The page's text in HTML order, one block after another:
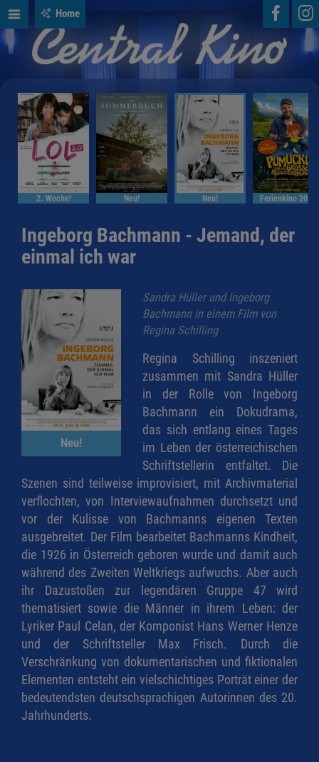
Home
2. Woche! Neu! Neu! Ferienkino 2026
Ingeborg Bachmann - Jemand, der
einmal ich war
Neu!
Sandra Hüller und Ingeborg
Bachmann in einem Film von
Regina Schilling
Regina Schilling inszeniert
zusammen mit Sandra Hüller
in der Rolle von Ingeborg
Bachmann ein Dokudrama,
das sich entlang eines Tages
im Leben der österreichischen
Schriftstellerin entfaltet. Die
Szenen sind teilweise improvisiert, mit Archivmaterial
verflochten, von Interviewaufnahmen durchsetzt und
vor der Kulisse von Bachmanns eigenen Texten
ausgebreitet. Der Film bearbeitet Bachmanns Kindheit,
die 1926 in Österreich geboren wurde und damit auch
während des Zweiten Weltkriegs aufwuchs. Aber auch
ihr Dazustoßen zur legendären Gruppe 47 wird
thematisiert sowie die Männer in ihrem Leben: der
Lyriker Paul Celan, der Komponist Hans Werner Henze
und der Schriftsteller Max Frisch. Durch die
Verschränkung von dokumentarischen und fiktionalen
Elementen entsteht ein vielschichtiges Porträt einer der
bedeutendsten deutschsprachigen Autorinnen des 20.
Jahrhunderts.